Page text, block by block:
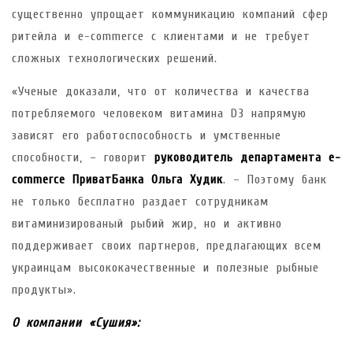
существенно упрощает коммуникацию компаний сфер
ритейла и e-commerce с клиентами и не требует
сложных технологических решений.
«Ученые доказали, что от количества и качества
потребляемого человеком витамина D3 напрямую
зависят его работоспособность и умственные
способности, – говорит руководитель департамента e-
commerce ПриватБанка Ольга Худик. – Поэтому банк
не только бесплатно раздает сотрудникам
витаминизированый рыбий жир, но и активно
поддерживает своих партнеров, предлагающих всем
украинцам высококачественные и полезные рыбные
продукты».
О компании «Сушия»: